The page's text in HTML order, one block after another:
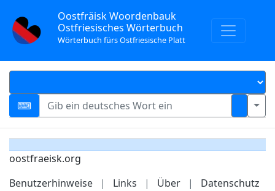
Oostfräisk Woordenbauk
Ostfriesisches Wörterbuch
Wörterbuch fürs Ostfriesische Platt
oostfraeisk.org
Benutzerhinweise
| Links | Über | Datenschutz